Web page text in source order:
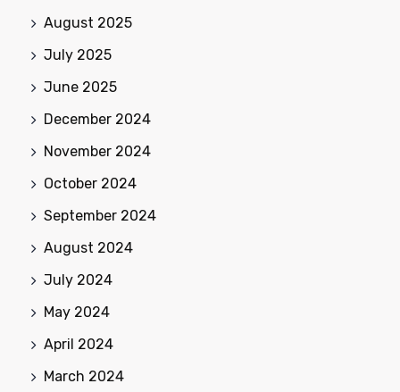
August 2025
July 2025
June 2025
December 2024
November 2024
October 2024
September 2024
August 2024
July 2024
May 2024
April 2024
March 2024